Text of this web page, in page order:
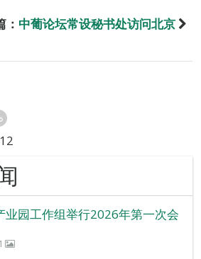
： 中葡论坛常设秘书处访问北京
业园工作组举行2026年第一次会